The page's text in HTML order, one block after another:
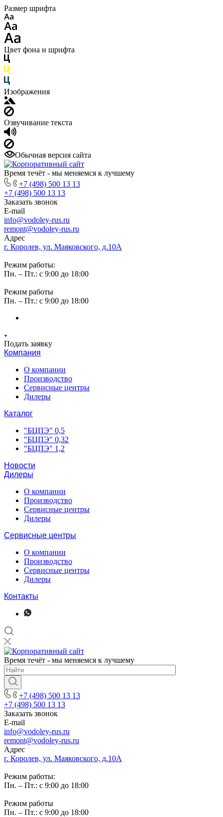
Размер шрифта
Цвет фона и шрифта
Изображения
Озвучивание текста
Обычная версия сайта
Время течёт - мы меняемся к лучшему
+7 (498) 500 13 13
+7 (498) 500 13 13
Заказать звонок
E-mail
info@vodoley-rus.ru
remont@vodoley-rus.ru
Адрес
г. Королев, ул. Маяковского, д.10А
Режим работы:
Пн. – Пт.: с 9:00 до 18:00
Режим работы
Пн. – Пт.: с 9:00 до 18:00
Подать заявку
Компания
О компании
Производство
Сервисные центры
Дилеры
Каталог
"БЦПЭ" 0,5
"БЦПЭ" 0,32
"БЦПЭ" 1,2
Новости
Дилеры
О компании
Производство
Сервисные центры
Дилеры
Сервисные центры
О компании
Производство
Сервисные центры
Дилеры
Контакты
Время течёт - мы меняемся к лучшему
+7 (498) 500 13 13
+7 (498) 500 13 13
Заказать звонок
E-mail
info@vodoley-rus.ru
remont@vodoley-rus.ru
Адрес
г. Королев, ул. Маяковского, д.10А
Режим работы:
Пн. – Пт.: с 9:00 до 18:00
Режим работы
Пн. – Пт.: с 9:00 до 18:00